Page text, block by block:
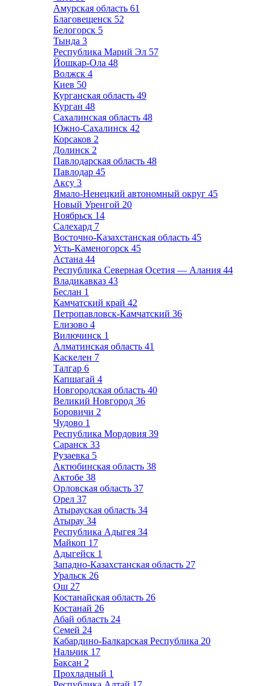
Амурская область 61
Благовещенск 52
Белогорск 5
Тында 3
Республика Марий Эл 57
Йошкар-Ола 48
Волжск 4
Киев 50
Курганская область 49
Курган 48
Сахалинская область 48
Южно-Сахалинск 42
Корсаков 2
Долинск 2
Павлодарская область 48
Павлодар 45
Аксу 3
Ямало-Ненецкий автономный округ 45
Новый Уренгой 20
Ноябрьск 14
Салехард 7
Восточно-Казахстанская область 45
Усть-Каменогорск 45
Астана 44
Республика Северная Осетия — Алания 44
Владикавказ 43
Беслан 1
Камчатский край 42
Петропавловск-Камчатский 36
Елизово 4
Вилючинск 1
Алматинская область 41
Каскелен 7
Талгар 6
Капшагай 4
Новгородская область 40
Великий Новгород 36
Боровичи 2
Чудово 1
Республика Мордовия 39
Саранск 33
Рузаевка 5
Актюбинская область 38
Актобе 38
Орловская область 37
Орел 37
Атырауская область 34
Атырау 34
Республика Адыгея 34
Майкоп 17
Адыгейск 1
Западно-Казахстанская область 27
Уральск 26
Ош 27
Костанайская область 26
Костанай 26
Абай область 24
Семей 24
Кабардино-Балкарская Республика 20
Нальчик 17
Баксан 2
Прохладный 1